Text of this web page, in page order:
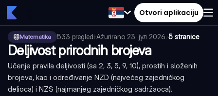
Otvori aplikaciju
Matematika 533 pregledi·Ažurirano 23. јул 2026.·5 stranice
Deljivost prirodnih brojeva
Učenje pravila deljivosti (sa 2, 3, 5, 9, 10), prostih i složenih
brojeva, kao i određivanje NZD (najvećeg zajedničkog
delioca) i NZS (najmanjeg zajedničkog sadržaoca).